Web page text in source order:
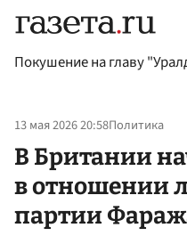
Покушение на главу
13 мая 2026 20:58Политика
В Британии
в отношении
партии